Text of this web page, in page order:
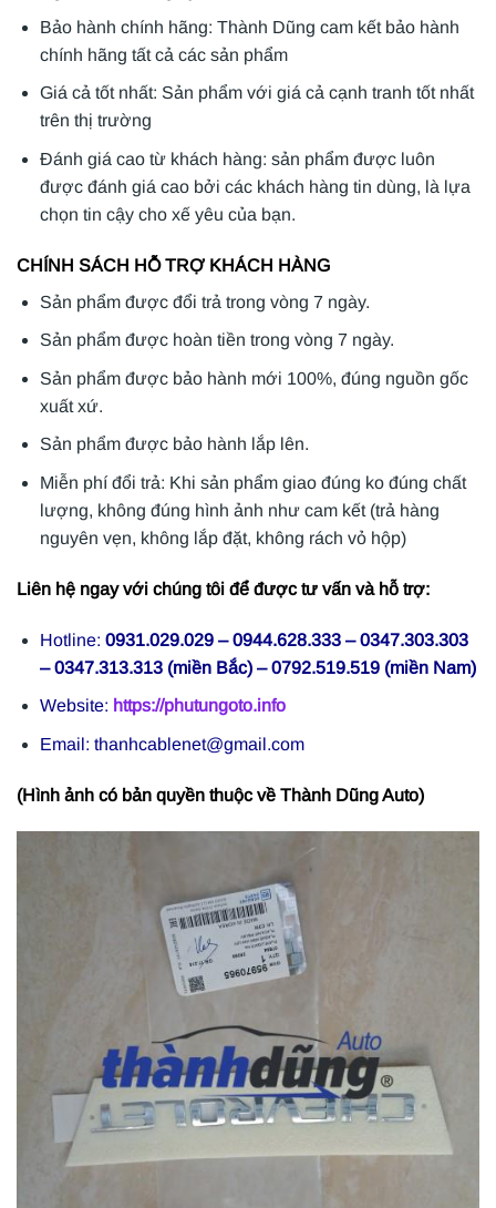
Bảo hành chính hãng: Thành Dũng cam kết bảo hành
chính hãng tất cả các sản phẩm
Giá cả tốt nhất: Sản phẩm với giá cả cạnh tranh tốt nhất
trên thị trường
Đánh giá cao từ khách hàng: sản phẩm được luôn
được đánh giá cao bởi các khách hàng tin dùng, là lựa
chọn tin cậy cho xế yêu của bạn.
CHÍNH SÁCH HỖ TRỢ KHÁCH HÀNG
Sản phẩm được đổi trả trong vòng 7 ngày.
Sản phẩm được hoàn tiền trong vòng 7 ngày.
Sản phẩm được bảo hành mới 100%, đúng nguồn gốc
xuất xứ.
Sản phẩm được bảo hành lắp lên.
Miễn phí đổi trả: Khi sản phẩm giao đúng ko đúng chất
lượng, không đúng hình ảnh như cam kết (trả hàng
nguyên vẹn, không lắp đặt, không rách vỏ hộp)
Liên hệ ngay với chúng tôi để được tư vấn và hỗ trợ:
Hotline: 0931.029.029 – 0944.628.333 – 0347.303.303
– 0347.313.313 (miền Bắc) – 0792.519.519 (miền Nam)
Website: https://phutungoto.info
Email: thanhcablenet@gmail.com
(Hình ảnh có bản quyền thuộc về Thành Dũng Auto)